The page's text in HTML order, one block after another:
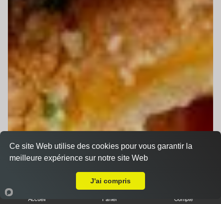
Accueil Panier Compte
Ce site Web utilise des cookies pour vous garantir la
meilleure expérience sur notre site Web
J'ai compris